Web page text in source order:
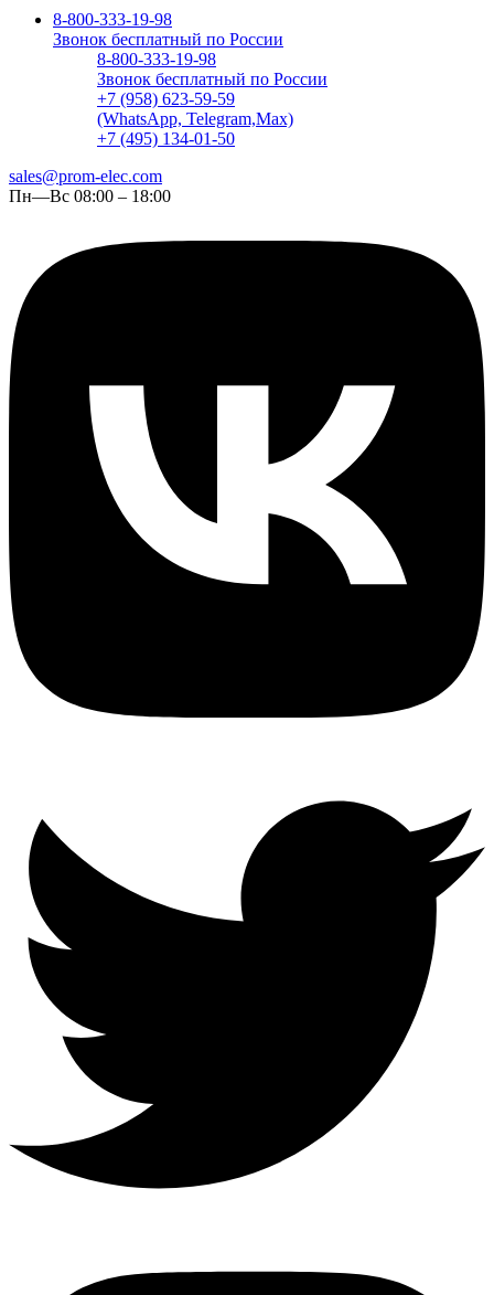
8-800-333-19-98
Звонок бесплатный по России
8-800-333-19-98
Звонок бесплатный по России
+7 (958) 623-59-59
(WhatsApp, Telegram,Max)
+7 (495) 134-01-50
sales@prom-elec.com
Пн—Вс 08:00 – 18:00